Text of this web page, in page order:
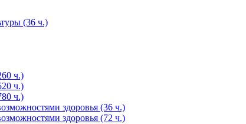
(36 ч.)
ч.)
ч.)
ч.)
здоровья (36 ч.)
здоровья (72 ч.)